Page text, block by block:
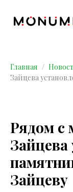
Главная
Зайцева
Рядом с
Зайцева
Зайцеву